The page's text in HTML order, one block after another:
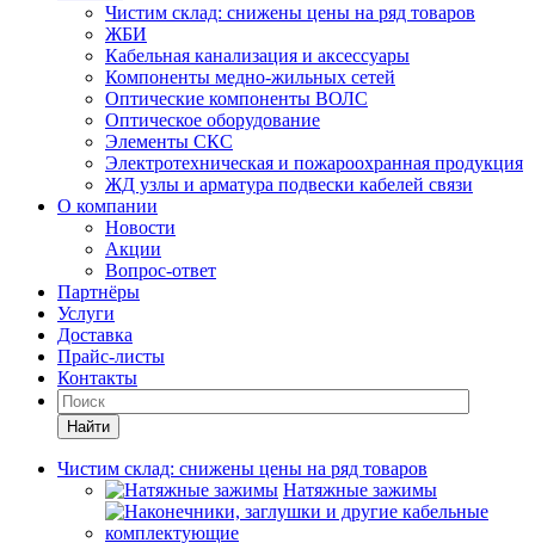
Чистим склад: снижены цены на ряд товаров
ЖБИ
Кабельная канализация и аксессуары
Компоненты медно-жильных сетей
Оптические компоненты ВОЛС
Оптическое оборудование
Элементы СКС
Электротехническая и пожароохранная продукция
ЖД узлы и арматура подвески кабелей связи
О компании
Новости
Акции
Вопрос-ответ
Партнёры
Услуги
Доставка
Прайс-листы
Контакты
Найти
Чистим склад: снижены цены на ряд товаров
Натяжные зажимы